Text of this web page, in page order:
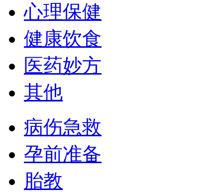
心理保健
健康饮食
医药妙方
其他
病伤急救
孕前准备
胎教